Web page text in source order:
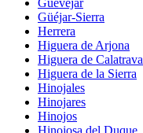
Güéjar-Sierra
Herrera
Higuera de Arjona
Higuera de Calatrava
Higuera de la Sierra
Hinojales
Hinojares
Hinojos
Hinojosa del Duque